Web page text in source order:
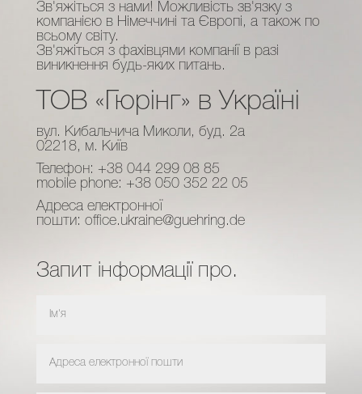
Зв'яжіться з нами! Можливість зв'язку з
компанією в Німеччині та Європі, а також по
всьому світу.
Зв'яжіться з фахівцями компанії в разі
виникнення будь-яких питань.
ТОВ «Гюрінг» в Україні
вул. Кибальчича Миколи, буд. 2а
02218, м. Київ
Телефон: +38 044 299 08 85
mobile phone: +38 050 352 22 05
Адреса електронної
пошти: office.ukraine@guehring.de
Запит інформації про.